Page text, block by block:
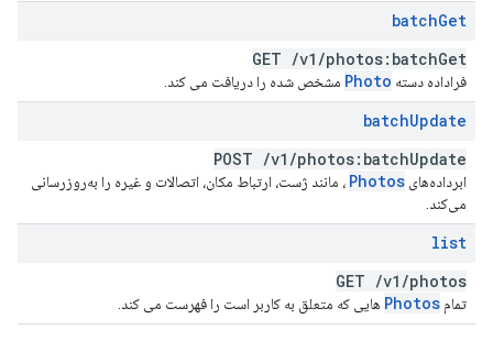
batchGet
GET /v1 /photos:batchGet
فراداده دسته Photo مشخص شده را دریافت می کند.
batchUpdate
POST /v1 /photos:batchUpdate
ابرداده‌های Photos ، مانند ژست، ارتباط مکان، اتصالات و غیره را به‌روزرسانی
می‌کند.
list
GET /v1 /photos
تمام Photos هایی که متعلق به کاربر است را فهرست می کند.